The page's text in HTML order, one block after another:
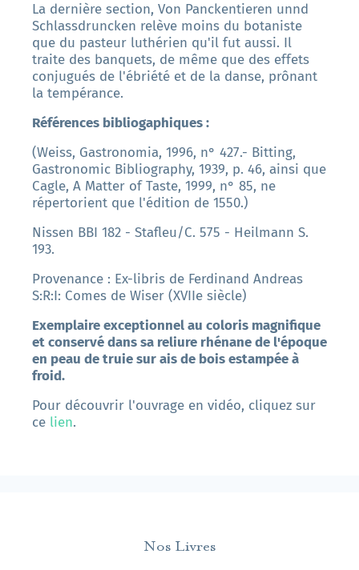
La dernière section, Von Panckentieren unnd
Schlassdruncken relève moins du botaniste
que du pasteur luthérien qu'il fut aussi. Il
traite des banquets, de même que des effets
conjugués de l'ébriété et de la danse, prônant
la tempérance.
Références bibliogaphiques :
(Weiss, Gastronomia, 1996, n° 427.- Bitting,
Gastronomic Bibliography, 1939, p. 46, ainsi que
Cagle, A Matter of Taste, 1999, n° 85, ne
répertorient que l'édition de 1550.)
Nissen BBI 182 - Stafleu/C. 575 - Heilmann S.
193.
Provenance : Ex-libris de Ferdinand Andreas
S:R:I: Comes de Wiser (XVIIe siècle)
Exemplaire exceptionnel au coloris magnifique
et conservé dans sa reliure rhénane de l'époque
en peau de truie sur ais de bois estampée à
froid.
Pour découvrir l'ouvrage en vidéo, cliquez sur
ce lien.
Nos Livres